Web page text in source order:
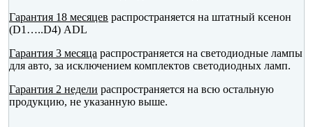
Гарантия 18 месяцев распространяется на штатный ксенон
(D1…..D4) ADL
Гарантия 3 месяца распространяется на светодиодные лампы
для авто, за исключением комплектов светодиодных ламп.
Гарантия 2 недели распространяется на всю остальную
продукцию, не указанную выше.